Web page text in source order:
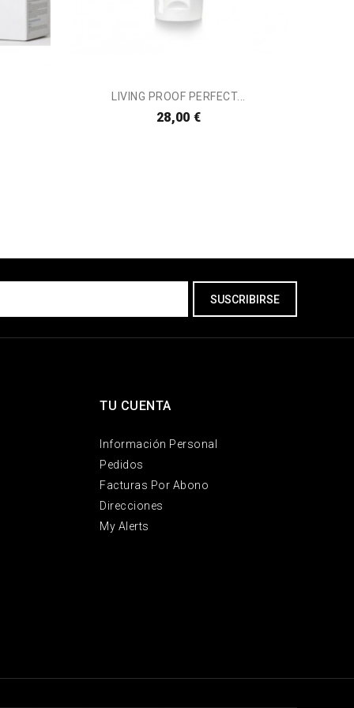
LIVING PROOF PERFECT...
28,00 €
TU CUENTA
Información Personal
Pedidos
Facturas Por Abono
Direcciones
My Alerts